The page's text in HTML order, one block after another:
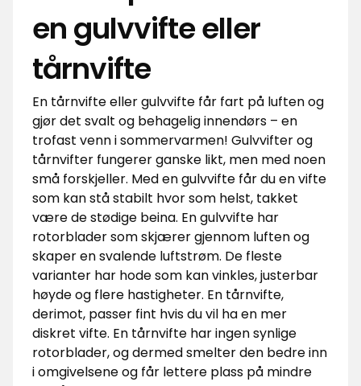
en gulvvifte eller
tårnvifte
En tårnvifte eller gulvvifte får fart på luften og
gjør det svalt og behagelig innendørs – en
trofast venn i sommervarmen! Gulvvifter og
tårnvifter fungerer ganske likt, men med noen
små forskjeller. Med en gulvvifte får du en vifte
som kan stå stabilt hvor som helst, takket
være de stødige beina. En gulvvifte har
rotorblader som skjærer gjennom luften og
skaper en svalende luftstrøm. De fleste
varianter har hode som kan vinkles, justerbar
høyde og flere hastigheter. En tårnvifte,
derimot, passer fint hvis du vil ha en mer
diskret vifte. En tårnvifte har ingen synlige
rotorblader, og dermed smelter den bedre inn
i omgivelsene og får lettere plass på mindre